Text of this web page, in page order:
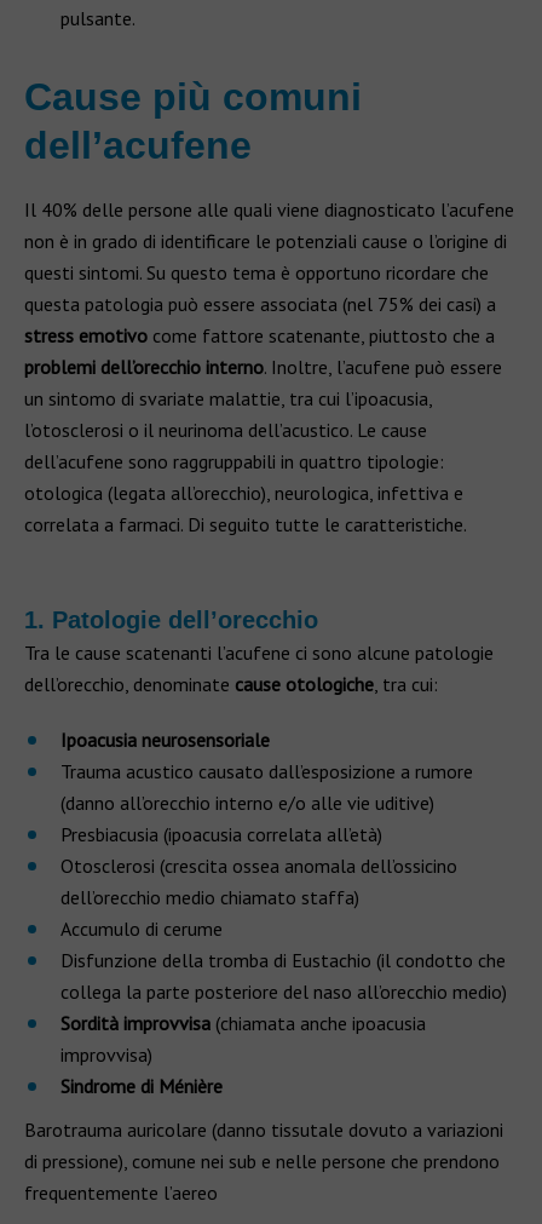
pulsante.
Cause più comuni
dell’acufene
Il 40% delle persone alle quali viene diagnosticato l’acufene
non è in grado di identificare le potenziali cause o l’origine di
questi sintomi. Su questo tema è opportuno ricordare che
questa patologia può essere associata (nel 75% dei casi) a
stress emotivo come fattore scatenante, piuttosto che a
problemi dell’orecchio interno. Inoltre, l’acufene può essere
un sintomo di svariate malattie, tra cui l’ipoacusia,
l’otosclerosi o il neurinoma dell’acustico. Le cause
dell’acufene sono raggruppabili in quattro tipologie:
otologica (legata all’orecchio), neurologica, infettiva e
correlata a farmaci. Di seguito tutte le caratteristiche.
1. Patologie dell’orecchio
Tra le cause scatenanti l’acufene ci sono alcune patologie
dell’orecchio, denominate cause otologiche, tra cui:
Ipoacusia neurosensoriale
Trauma acustico causato dall’esposizione a rumore
(danno all’orecchio interno e/o alle vie uditive)
Presbiacusia (ipoacusia correlata all’età)
Otosclerosi (crescita ossea anomala dell’ossicino
dell’orecchio medio chiamato staffa)
Accumulo di cerume
Disfunzione della tromba di Eustachio (il condotto che
collega la parte posteriore del naso all’orecchio medio)
Sordità improvvisa (chiamata anche ipoacusia
improvvisa)
Sindrome di Ménière
Barotrauma auricolare (danno tissutale dovuto a variazioni
di pressione), comune nei sub e nelle persone che prendono
frequentemente l’aereo